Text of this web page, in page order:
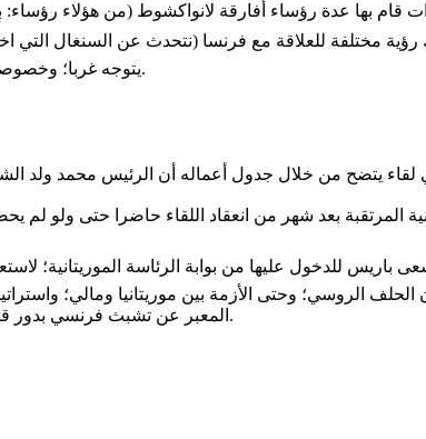
يتوجه غربا؛ وخصوصا إلى باريس التي تعودت أن تكون القبلة الأولى لرؤساء السنغال المنتخبين).
الروسي؛ وحتى الأزمة بين موريتانيا ومالي؛
المعبر عن تشبث فرنسي بدور قد تلعبه نواكشوط خلال الأشهر المتبقية من رئاستها الدورية للاتحاد الافريقي.